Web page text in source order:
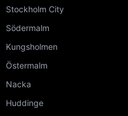
Stockholm City
Södermalm
Kungsholmen
Östermalm
Nacka
Huddinge